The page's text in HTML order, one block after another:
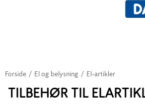
Forside / El og belysning / El-artikler
TILBEHØR TIL